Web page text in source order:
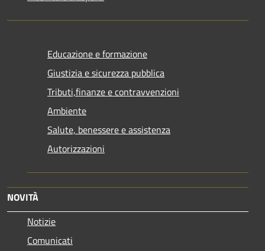
Educazione e formazione
Giustizia e sicurezza pubblica
Tributi,finanze e contravvenzioni
Ambiente
Salute, benessere e assistenza
Autorizzazioni
NOVITÀ
Notizie
Comunicati